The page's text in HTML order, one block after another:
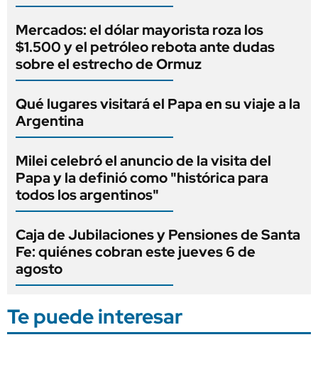
Mercados: el dólar mayorista roza los
$1.500 y el petróleo rebota ante dudas
sobre el estrecho de Ormuz
Qué lugares visitará el Papa en su viaje a la
Argentina
Milei celebró el anuncio de la visita del
Papa y la definió como "histórica para
todos los argentinos"
Caja de Jubilaciones y Pensiones de Santa
Fe: quiénes cobran este jueves 6 de
agosto
Te puede interesar